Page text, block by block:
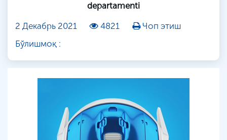
departamenti
2 Декабрь 2021
4821
Чоп этиш
Бўлишмоқ :